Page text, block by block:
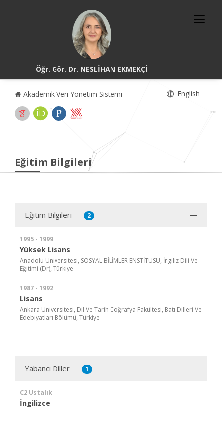
Öğr. Gör. Dr. NESLİHAN EKMEKÇİ
Akademik Veri Yönetim Sistemi English
Eğitim Bilgileri
Eğitim Bilgileri 2
1995 - 1999
Yüksek Lisans
Anadolu Üniversitesi, SOSYAL BİLİMLER ENSTİTÜSÜ, İngiliz Dili Ve
Eğitimi (Dr), Türkiye
1987 - 1992
Lisans
Ankara Üniversitesi, Dil Ve Tarih Coğrafya Fakültesi, Batı Dilleri Ve
Edebiyatları Bölümü, Türkiye
Yabancı Diller 1
C2 Ustalık
İngilizce